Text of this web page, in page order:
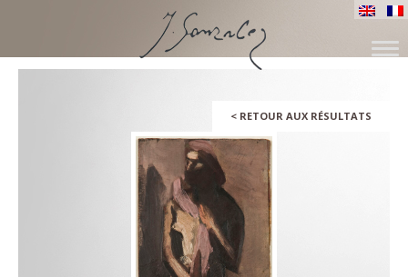
ALLER
< RETOUR AUX RÉSULTATS